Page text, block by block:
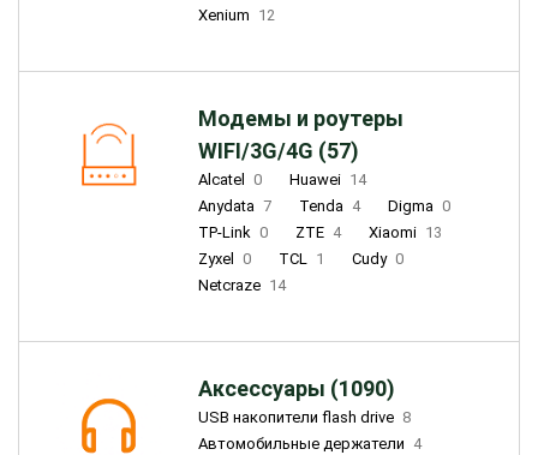
Xenium 12
Модемы и роутеры
WIFI/3G/4G (57)
Alcatel 0 Huawei 14
Anydata 7 Tenda 4 Digma 0
TP-Link 0 ZTE 4 Xiaomi 13
Zyxel
0 TCL 1 Cudy 0
Netcraze 14
Аксессуары (1090)
USB накопители flash drive 8
Автомобильные держатели 4